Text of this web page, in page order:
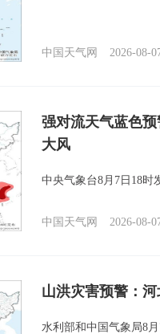
中国天气网 2026-08-
强对流天气蓝色
大风
中央气象台8月7日18时
中国天气网 2026-08-
山洪灾害预警：
水利部和中国气象局8